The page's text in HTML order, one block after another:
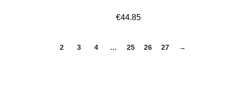
€44.85
2 3 4 … 25 26 27 →